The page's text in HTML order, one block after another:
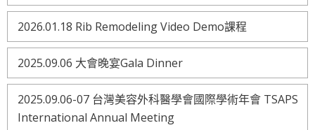
2026.01.18 Rib Remodeling Video Demo課程
2025.09.06 大會晚宴Gala Dinner
2025.09.06-07 台灣美容外科醫學會國際學術年會 TSAPS
International Annual Meeting